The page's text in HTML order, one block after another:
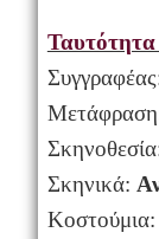
Σκηνικά:
Κοστούμια: